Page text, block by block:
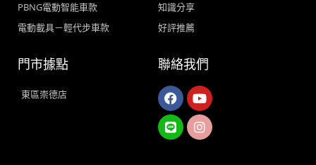
PBNG電動智能車款
電動載具－輕代步車款
知識分享
好評推薦
門市據點
東區崇德店
聯絡我們
FacebookYoutube
Line Instagram